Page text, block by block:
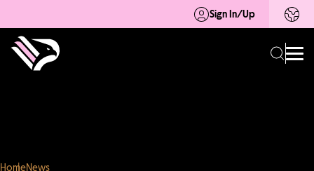
Sign In/Up
HomeNews